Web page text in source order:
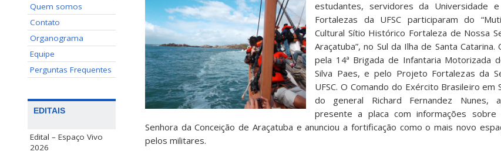
Quem somos
Contato
Organograma
Equipe
Perguntas Frequentes
EDITAIS
Edital – Espaço Vivo
2026
estudantes, servidores da Universidade
Fortalezas da UFSC participaram do
Cultural Sítio Histórico Fortaleza de Nossa
Araçatuba”, no Sul da Ilha de Santa
pela 14ª Brigada de Infantaria Motorizada
Silva Paes, e pelo Projeto Fortalezas da
UFSC. O Comando do Exército Brasileiro em
do general Richard Fernandez Nunes,
presente a placa com informações
Senhora da Conceição de Araçatuba e anunciou a fortificação como o mais novo
pelos militares.